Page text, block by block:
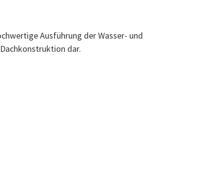
Ausführung der Wasser- und
dar.